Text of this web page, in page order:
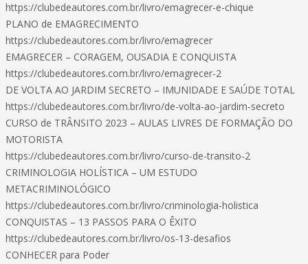
https://clubedeautores.com.br/livro/emagrecer-e-chique
PLANO de EMAGRECIMENTO
https://clubedeautores.com.br/livro/emagrecer
EMAGRECER – CORAGEM, OUSADIA E CONQUISTA
https://clubedeautores.com.br/livro/emagrecer-2
DE VOLTA AO JARDIM SECRETO – IMUNIDADE E SAÚDE TOTAL
https://clubedeautores.com.br/livro/de-volta-ao-jardim-secreto
CURSO de TRÂNSITO 2023 – AULAS LIVRES DE FORMAÇÃO DO
MOTORISTA
https://clubedeautores.com.br/livro/curso-de-transito-2
CRIMINOLOGIA HOLÍSTICA – UM ESTUDO
METACRIMINOLÓGICO
https://clubedeautores.com.br/livro/criminologia-holistica
CONQUISTAS – 13 PASSOS PARA O ÊXITO
https://clubedeautores.com.br/livro/os-13-desafios
CONHECER para Poder